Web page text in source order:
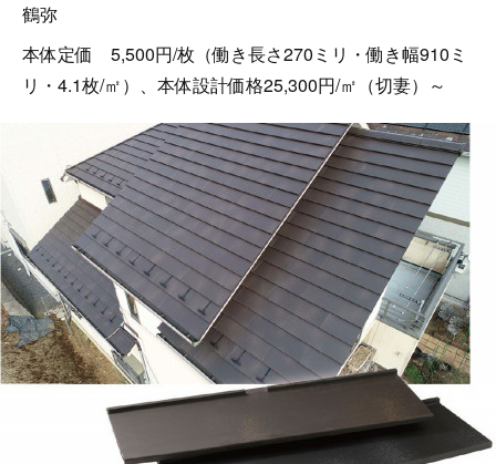
鶴弥
本体定価 5,500円/枚（働き長さ270ミリ・働き幅910ミ
リ・4.1枚/㎡）、本体設計価格25,300円/㎡（切妻）～